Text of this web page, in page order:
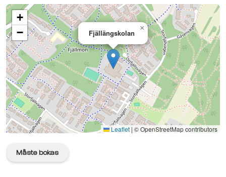
Fjällängskolan
×
+
−
Leaflet | © OpenStreetMap contributors
Se planen på Google Maps
Måste bokas